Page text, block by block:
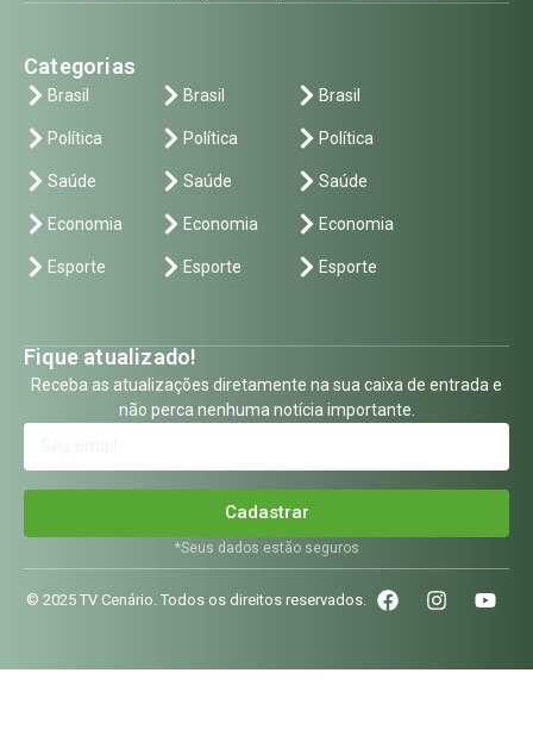
Categorias
Brasil
Política
Saúde
Economia
Esporte
Brasil
Política
Saúde
Economia
Esporte
Brasil
Política
Saúde
Economia
Esporte
Fique atualizado!
Receba as atualizações diretamente na sua caixa de entrada e
não perca nenhuma notícia importante.
Cadastrar
*Seus dados estão seguros
© 2025 TV Cenário. Todos os direitos reservados.